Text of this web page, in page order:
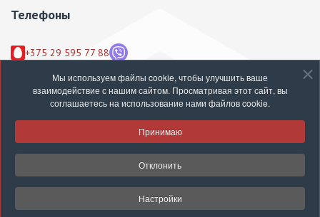
Мы используем файлы cookie, чтобы улучшить ваше
взаимодействие с нашим сайтом. Просматривая этот сайт, вы
соглашаетесь на использование нами файлов cookie.
Принимаю
Отклонить
Настройки
Телефоны
+375 29 595 77 88
+375 44 595 77 88
sales@gkss.by
Политика конфиденциальности
Настройки cookie